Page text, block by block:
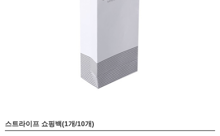
스트라이프 쇼핑백(1개/10개)